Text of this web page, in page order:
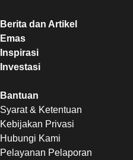
Berita dan Artikel
Emas
Inspirasi
Investasi
Bantuan
Syarat & Ketentuan
Kebijakan Privasi
Hubungi Kami
Pelayanan Pelaporan